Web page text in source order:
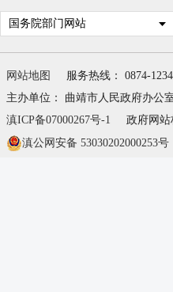
国务院部门网站
网站地图
服务热线： 0874-
主办单位： 曲靖市人民政府办公
滇ICP备07000267号-1
政府网站
滇公网安备 53030202000253号